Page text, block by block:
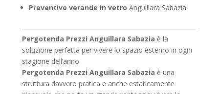
Preventivo verande in vetro Anguillara Sabazia
Pergotenda Prezzi Anguillara Sabazia è la
soluzione perfetta per vivere lo spazio esterno in ogni
stagione dell’anno
Pergotenda Prezzi Anguillara Sabazia è una
struttura davvero pratica e anche estaticamente